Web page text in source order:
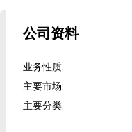
公司资料
业务性质:
主要市场:
主要分类: